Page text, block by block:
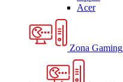
Acer
Zona Gaming